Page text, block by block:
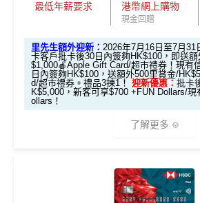
信用卡（包括尚未確認之信用卡）
優惠期：2026年7月10日至7月31日
1. 經「AEON HK」手機App
HK$200 回贈
優惠期：2026年7月10日至7月31日
經「AEON HK」手機App申請信用
賞金 + 新會員註冊38里賞金)
MrMiles.hk/aeon-
最低年薪要求 港幣網上購物
現金回贈
里先生額外迎新： 2026年7月16日至7月31
卡客戶批卡後30日內簽夠HK$100，即送
$1,000🍎Apple Gift Card/超市禮券！現有
日內簽夠HK$100，送額外500里賞金/
d/超市禮券。禮品3揀1！ 迎新優惠： 批卡
K$5,000，新客可享$700 +FUN Dollars/
ollars！
了解更多
（由2023年7月22日開始，恒生
用+Fun Dollars找卡數！）